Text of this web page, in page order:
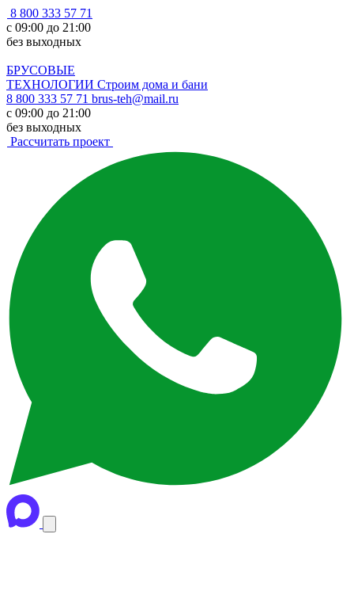
8 800 333 57 71
с 09:00 до 21:00
без выходных
БРУСОВЫЕ
ТЕХНОЛОГИИ Строим дома и бани
8 800 333 57 71 brus-teh@mail.ru
с 09:00 до 21:00
без выходных
Рассчитать проект